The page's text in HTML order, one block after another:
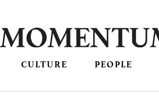
CULTURE PEOPLE